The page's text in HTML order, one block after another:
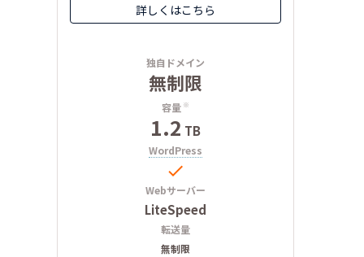
詳しくはこちら
独自ドメイン
無制限
容量 ※
1.2 TB
WordPress

Webサーバー
LiteSpeed
転送量
無制限